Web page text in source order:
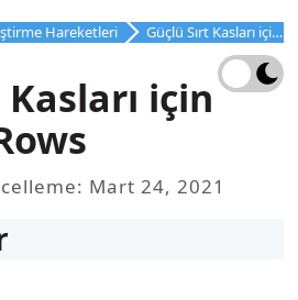
Hareketleri Güçlü Sırt Kasları için Inverted Rows
için
Mart 24, 2021